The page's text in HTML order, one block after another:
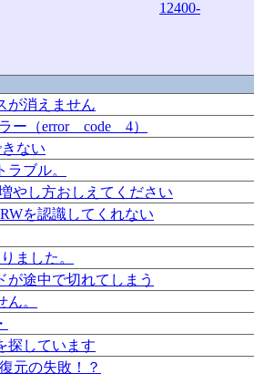
12400-
が消えません
ー（error code 4）
ない
ブル。
やし方おしえてください
を認識してくれない
ました。
が途中で切れてしまう
。
探しています
元の失敗！？